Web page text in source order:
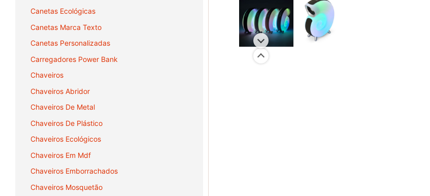
Canetas Ecológicas
Canetas Marca Texto
Canetas Personalizadas
Carregadores Power Bank
Chaveiros
Chaveiros Abridor
Chaveiros De Metal
Chaveiros De Plástico
Chaveiros Ecológicos
Chaveiros Em Mdf
Chaveiros Emborrachados
Chaveiros Mosquetão